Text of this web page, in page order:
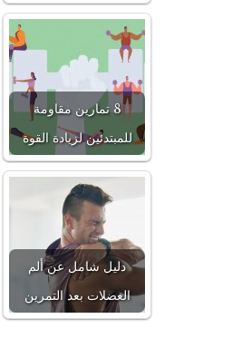
8 تمارين مقاومة
للمبتدئين لزيادة القوة
دليل شامل عن ألم
العضلات بعد التمرين